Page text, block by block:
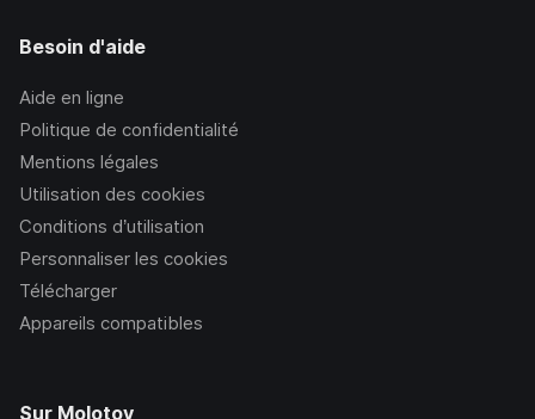
Besoin d'aide
Aide en ligne
Politique de confidentialité
Mentions légales
Utilisation des cookies
Conditions d’utilisation
Personnaliser les cookies
Télécharger
Appareils compatibles
Sur Molotov